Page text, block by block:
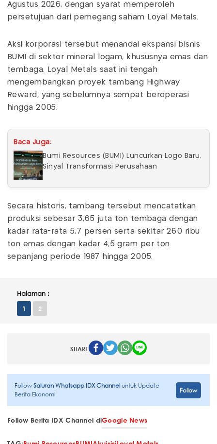
Agustus 2026, dengan syarat memperoleh
persetujuan dari pemegang saham Loyal Metals.
Aksi korporasi tersebut menandai ekspansi bisnis
BUMI di sektor mineral logam, khususnya emas dan
tembaga. Loyal Metals saat ini tengah
mengembangkan proyek tambang Highway
Reward, yang sebelumnya sempat beroperasi
hingga 2005.
Baca Juga:
Bumi Resources (BUMI) Luncurkan Logo Baru,
Sinyal Transformasi Perusahaan
Secara historis, tambang tersebut mencatatkan
produksi sebesar 3,65 juta ton tembaga dengan
kadar rata-rata 5,7 persen serta sekitar 260 ribu
ton emas dengan kadar 4,5 gram per ton
sepanjang periode 1987 hingga 2005.
Halaman :
1 2
SHARE
FollowSaluran Whatsapp IDX Channeluntuk Update
Berita Ekonomi
Follow
Follow Berita IDX Channel diGoogle News